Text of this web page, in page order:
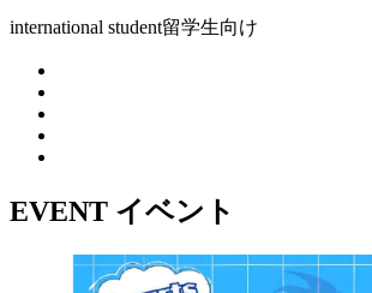
international student留学生向け
EVENT イベント